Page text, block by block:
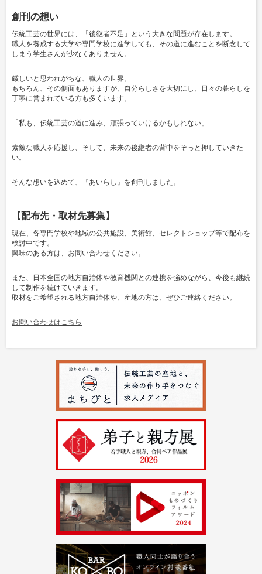
創刊の想い
伝統工芸の世界には、「後継者不足」という大きな問題が存在します。
職人を養成する大学や専門学校に進学しても、 その道に進むことを断念して
しまう学生さんが少なくありません。
厳しいと思われがちな、職人の世界。
もちろん、その側面もありますが、自分らしさを大切にし、
日々の暮らしを
丁寧に営まれている方も多くいます。
「私も、伝統工芸の道に進み、頑張っていけるかもしれない」
素敵な職人を応援し、 そして、未来の後継者の背中をそっと押していきた
い。
そんな想いを込めて、 『あいらし』を創刊しました。
【配布先・取材先募集】
現在、各専門学校や地域の公共施設、美術館、セレクトショップ等で配布を
検討中です。
興味のある方は、お問い合わせください。
また、日本全国の地方自治体や教育機関との連携を強めながら、 今後も継続
して制作を続けていきます。
取材をご希望される地方自治体や、産地の方は、ぜひご連絡ください。
お問い合わせはこちら